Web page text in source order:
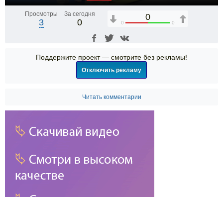
Просмотры
3
За сегодня
0
0
0 0
Поддержите проект — смотрите без рекламы!
Отключить рекламу
Читать комментарии